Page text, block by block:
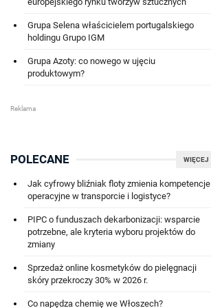
Grupa Selena właścicielem portugalskiego
holdingu Grupo IGM
Grupa Azoty: co nowego w ujęciu
produktowym?
WIĘCEJ
POLECANE
Jak cyfrowy bliźniak floty zmienia kompetencje
operacyjne w transporcie i logistyce?
PIPC o funduszach dekarbonizacji: wsparcie
potrzebne, ale kryteria wyboru projektów do
zmiany
Sprzedaż online kosmetyków do pielęgnacji
skóry przekroczy 30% w 2026 r.
Co napędza chemię we Włoszech?